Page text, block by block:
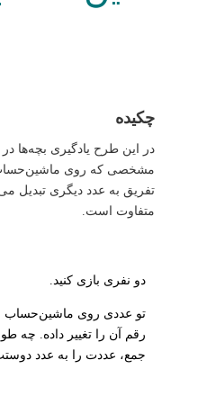
چکیده
در این طرح یادگیری بچه‌ها
مشخصی که روی ماشین‌حساب
تفریق به عدد دیگری تبدیل
متفاوت است.
دو نفری بازی کنید.
تو عددی روی ماشین‌حساب
رقم آن را تغییر داده. چه
جمع، عددت را به عدد